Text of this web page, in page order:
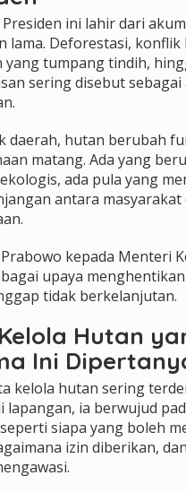
ini lahir dari
lama. Deforestasi, konflik
yang tumpang tindih,
sering disebut sebagai
daerah, hutan berubah
matang. Ada yang
ada pula yang
antara masyarakat
kepada Menteri
upaya
tidak berkelanjutan.
Hutan
Ini
kelola hutan sering
lapangan, ia berwujud
siapa yang boleh
izin diberikan,